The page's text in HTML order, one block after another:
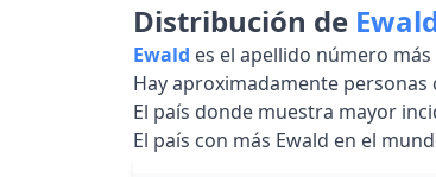
Distribución de
Ewald es el apellido número
Hay aproximadamente
El país donde muestra mayor
El país con más Ewald en el